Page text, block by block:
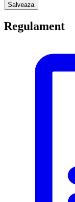
Salveaza
Regulament